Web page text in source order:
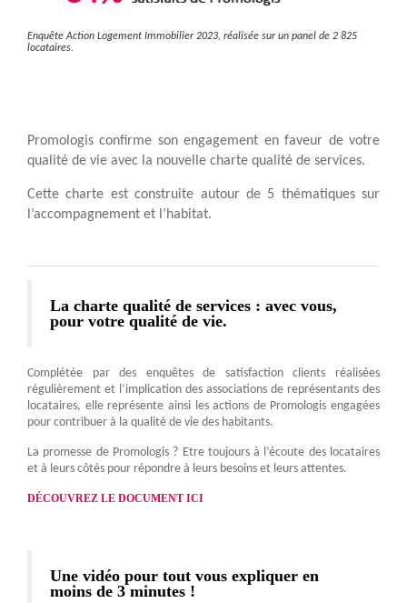
Enquête Action Logement Immobilier 2023, réalisée sur un panel de 2 825
locataires.
Promologis confirme son engagement en faveur de votre
qualité de vie avec la nouvelle charte qualité de services.
Cette charte est construite autour de 5 thématiques sur
l’accompagnement et l’habitat.
La charte qualité de services : avec vous,
pour votre qualité de vie.
Complétée par des enquêtes de satisfaction clients réalisées
régulièrement et l’implication des associations de représentants des
locataires, elle représente ainsi les actions de Promologis engagées
pour contribuer à la qualité de vie des habitants.
La promesse de Promologis ? Etre toujours à l’écoute des locataires
et à leurs côtés pour répondre à leurs besoins et leurs attentes.
DÉCOUVREZ LE DOCUMENT ICI
Une vidéo pour tout vous expliquer en
moins de 3 minutes !